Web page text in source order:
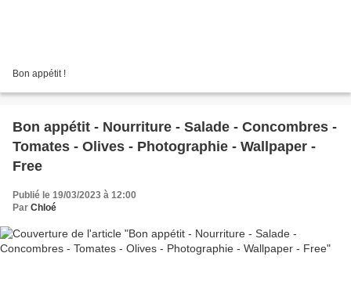
Bon appétit !
Bon appétit - Nourriture - Salade - Concombres -
Tomates - Olives - Photographie - Wallpaper -
Free
Publié le 19/03/2023 à 12:00
Par Chloé